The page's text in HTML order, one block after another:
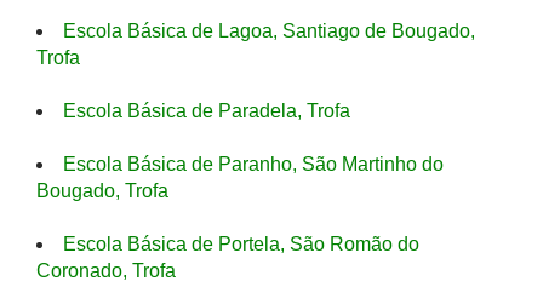
Escola Básica de Lagoa, Santiago de Bougado,
Trofa
Escola Básica de Paradela, Trofa
Escola Básica de Paranho, São Martinho do
Bougado, Trofa
Escola Básica de Portela, São Romão do
Coronado, Trofa